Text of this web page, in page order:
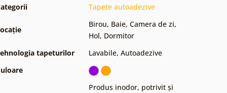
Tapete autoadezive
Birou, Baie, Camera de zi,
Hol, Dormitor
tapeturilor
Lavabile, Autoadezive
Produs inodor, potrivit și